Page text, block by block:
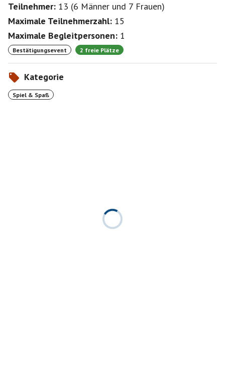
Teilnehmer: 13 (6 Männer und 7 Frauen)
Maximale Teilnehmerzahl: 15
Maximale Begleitpersonen: 1
Bestätigungsevent 2 freie Plätze
Kategorie
Spiel & Spaß